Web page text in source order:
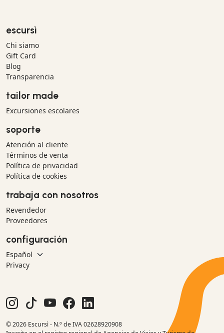
escursì
Chi siamo
Gift Card
Blog
Transparencia
tailor made
Excursiones escolares
soporte
Atención al cliente
Términos de venta
Política de privacidad
Política de cookies
trabaja con nosotros
Revendedor
Proveedores
configuración
Privacy
© 2026 Escursì - N.º de IVA 02628920908